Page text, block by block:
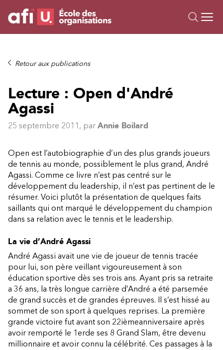
Formations
Sur mesure
À propos
Ressources
Retour aux publications
Lecture : Open d'André
Agassi
25 septembre 2011 , par Annie Boilard
Open est l’autobiographie d’un des plus grands joueurs
de tennis au monde, possiblement le plus grand, André
Agassi. Comme ce livre n’est pas centré sur le
développement du leadership, il n’est pas pertinent de le
résumer. Voici plutôt la présentation de quelques faits
saillants qui ont marqué le développement du champion
dans sa relation avec le tennis et le leadership.
La vie d’André Agassi
André Agassi avait une vie de joueur de tennis tracée
pour lui, son père veillant vigoureusement à son
éducation sportive dès ses trois ans. Ayant pris sa retraite
a 36 ans, la très longue carrière d’André a été parsemée
de grand succès et de grandes épreuves. Il s’est hissé au
sommet de son sport à quelques reprises. La première
grande victoire fut avant son 22ièmeanniversaire après
avoir remporté le 1erde ses 8 Grand Slam, être devenu
millionnaire et avoir connu la célébrité. Ces passages à la